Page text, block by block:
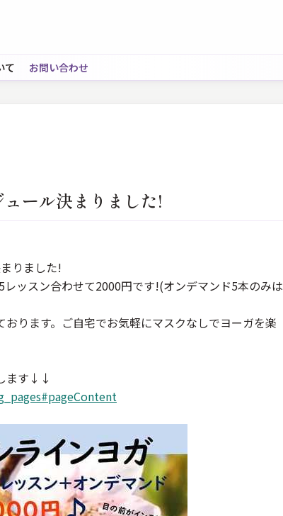
て お問い合わせ
ール決まりました!
りました!
ッスン合わせて2000円です!(オンデマンド5本のみは
ります。ご自宅でお気軽にマスクなしでヨーガを楽
ます↓↓